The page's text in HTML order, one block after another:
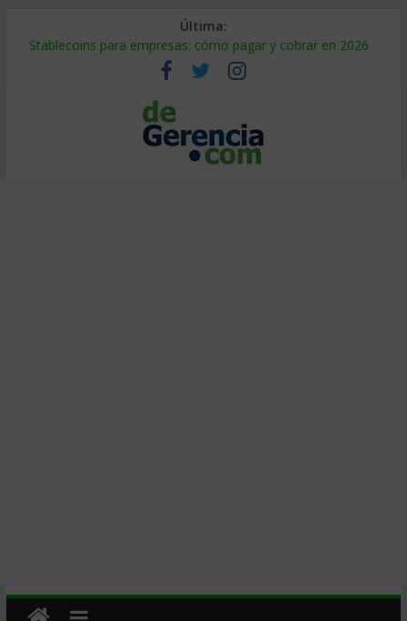
Última:
Stablecoins para empresas: cómo pagar y cobrar en 2026
Despido silencioso: qué es y por qué sale tan caro
IA en selección de personal: cómo auditarla a tiempo
Trabajo forzoso en la cadena de suministro: qué hacer
Mercado hispano de EE. UU.: cómo segmentarlo y venderle